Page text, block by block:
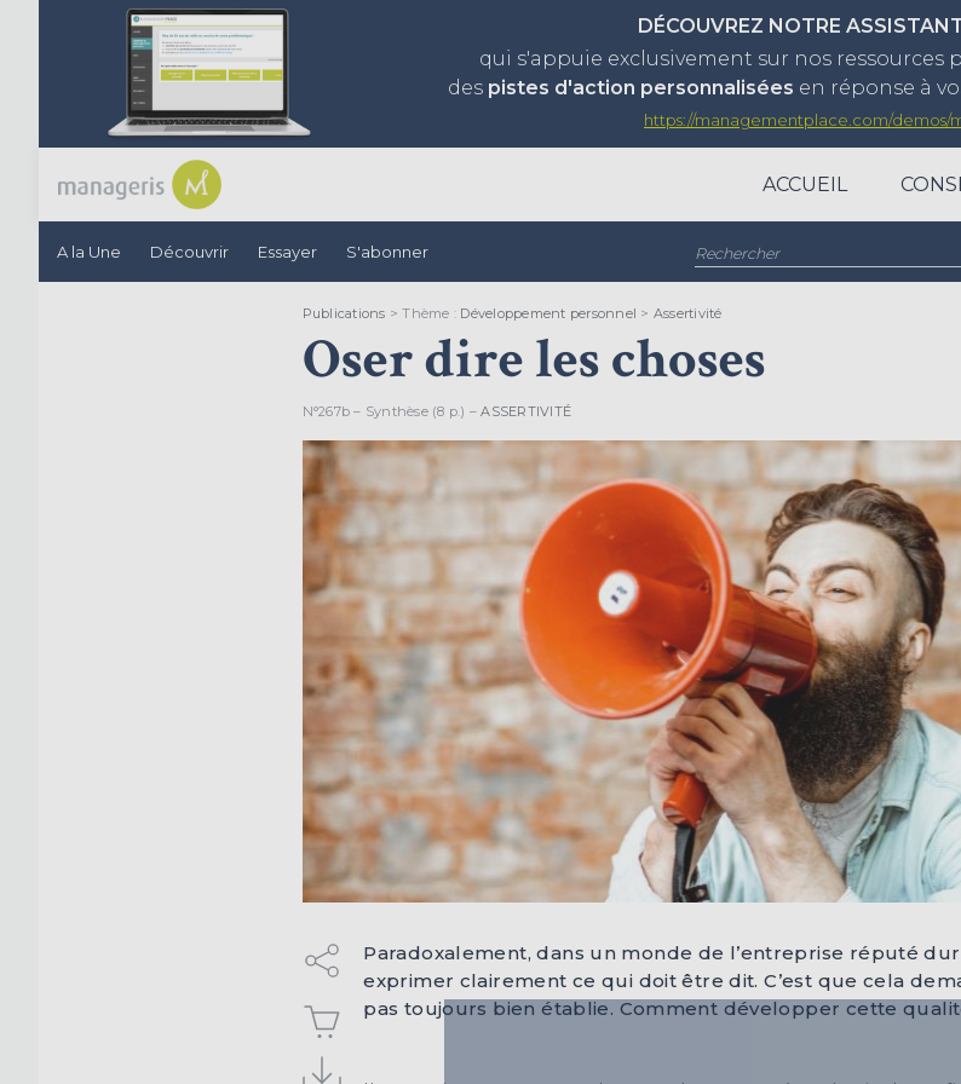
DÉCOUVREZ NOTRE
qui s'appuie exclusivement sur nos ressources
des pistes d'action personnalisées en réponse à
https://managementplace.com/demos/
ACCUEIL
A la Une Découvrir Essayer S'abonner Rechercher :
Publications > Thème : Développement personnel > Assertivité
Oser dire les choses
N°267b – Synthèse (8 p.) –ASSERTIVITÉ
Paradoxalement, dans un monde de l’entreprise réputé
exprimer clairement ce qui doit être dit. C’est que cela
pas toujours bien établie. Comment développer cette